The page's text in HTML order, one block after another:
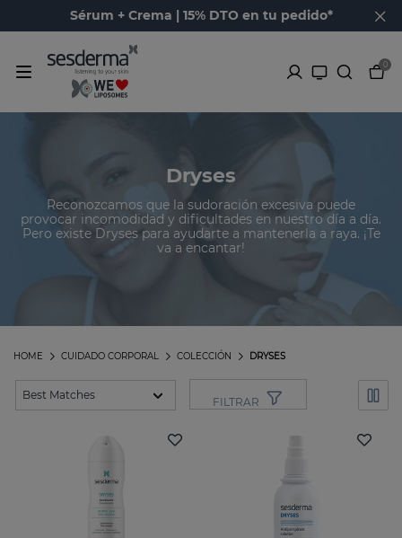
Sérum + Crema | 15% DTO en tu pedido*
0
Dryses
Reconozcamos que la sudoración excesiva puede
provocar incomodidad y dificultades en nuestro día a día.
Pero existe Dryses para ayudarte a mantenerla a raya. ¡Te
va a encantar!
DRYSES
COLECCIÓN
CUIDADO CORPORAL
HOME
FILTRAR